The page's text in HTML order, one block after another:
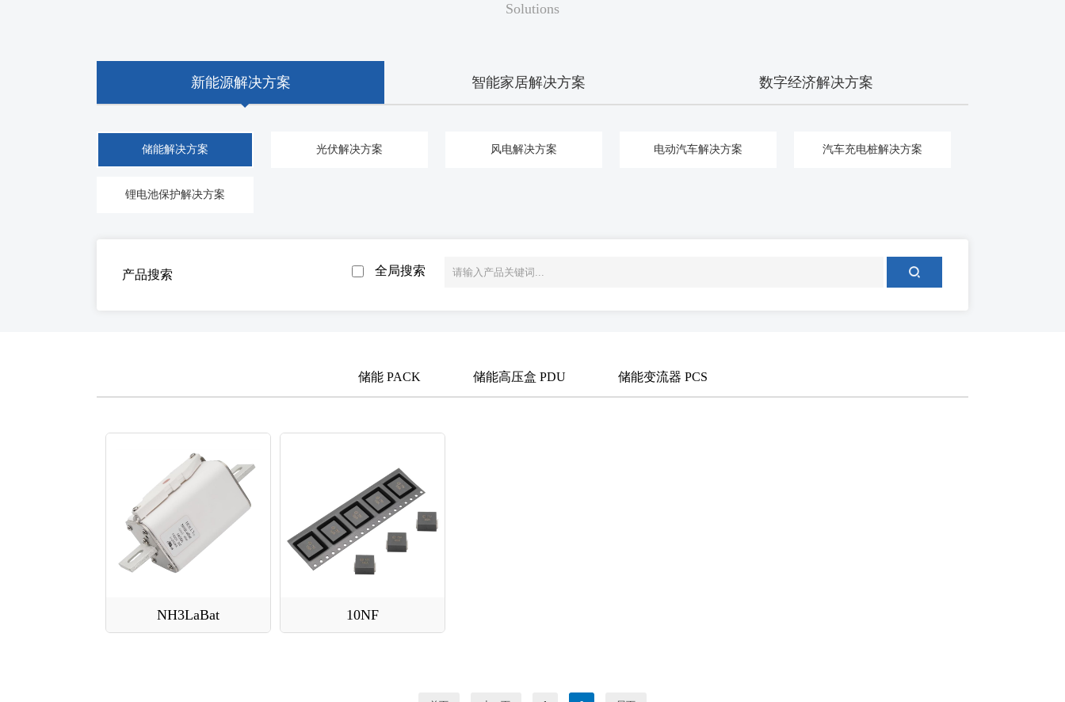
Solutions
新能源解决方案 智能家居解决方案 数字经济解决方案
储能解决方案 光伏解决方案 风电解决方案 电动汽车解决方案 汽车充电桩解决方案
锂电池保护解决方案
产品搜索 全局搜索
储能 PACK 储能高压盒 PDU 储能变流器 PCS
NH3LaBat 10NF